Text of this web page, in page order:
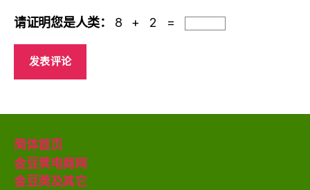
请证明您是人类： 8 + 2 =
简体首页
金豆荚电商网
金豆莢及其它